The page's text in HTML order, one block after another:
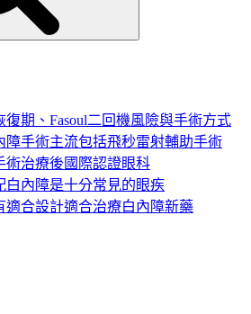
期、Fasoul二回機風險與手術方式
障手術主流包括飛秒雷射輔助手術
術治療後國際認證眼科
白內障是十分常見的眼疾
適合設計適合治療白內障新藥